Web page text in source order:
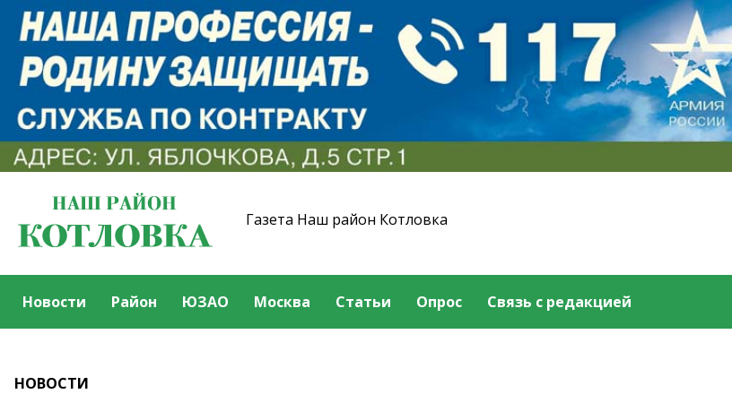
Газета Наш район Котловка
Новости Район ЮЗАО Москва Статьи Опрос Связь с редакцией
НОВОСТИ